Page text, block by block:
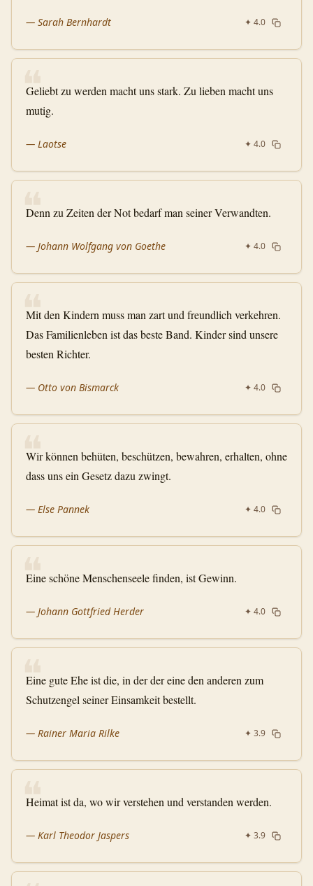
— Sarah Bernhardt ✦ 4.0
❝
Geliebt zu werden macht uns stark. Zu lieben macht uns
mutig.
— Laotse ✦ 4.0
❝
Denn zu Zeiten der Not bedarf man seiner Verwandten.
— Johann Wolfgang von Goethe ✦ 4.0
❝
Mit den Kindern muss man zart und freundlich verkehren.
Das Familienleben ist das beste Band. Kinder sind unsere
besten Richter.
— Otto von Bismarck ✦ 4.0
❝
Wir können behüten, beschützen, bewahren, erhalten, ohne
dass uns ein Gesetz dazu zwingt.
— Else Pannek ✦ 4.0
❝
Eine schöne Menschenseele finden, ist Gewinn.
— Johann Gottfried Herder ✦ 4.0
❝
Eine gute Ehe ist die, in der der eine den anderen zum
Schutzengel seiner Einsamkeit bestellt.
— Rainer Maria Rilke ✦ 3.9
❝
Heimat ist da, wo wir verstehen und verstanden werden.
— Karl Theodor Jaspers ✦ 3.9